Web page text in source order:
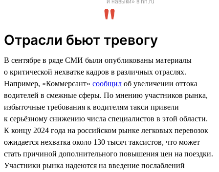
и навыки» в hh.ru
Отрасли бьют тревогу
В сентябре в ряде СМИ были опубликованы материалы
о критической нехватке кадров в различных отраслях.
Например, «Коммерсант» сообщил об увеличении оттока
водителей в смежные сферы. По мнению участников рынка,
избыточные требования к водителям такси привели
к серьёзному снижению числа специалистов в этой области.
К концу 2024 года на российском рынке легковых перевозок
ожидается нехватка около 130 тысяч таксистов, что может
стать причиной дополнительного повышения цен на поездки.
Участники рынка надеются на введение послаблений